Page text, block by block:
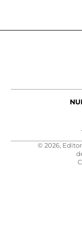
© 2026,